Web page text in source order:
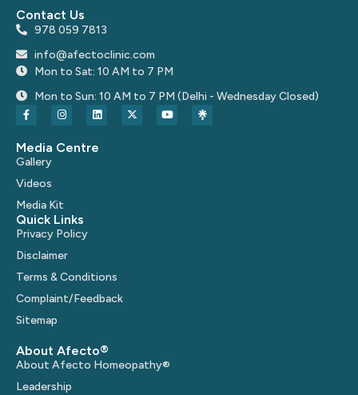
Contact Us
978 059 7813
info@afectoclinic.com
Mon to Sat: 10 AM to 7 PM
Mon to Sun: 10 AM to 7 PM (Delhi - Wednesday Closed)
Media Centre
Gallery
Videos
Media Kit
Quick Links
Privacy Policy
Disclaimer
Terms & Conditions
Complaint/Feedback
Sitemap
About Afecto®
About Afecto Homeopathy®
Leadership